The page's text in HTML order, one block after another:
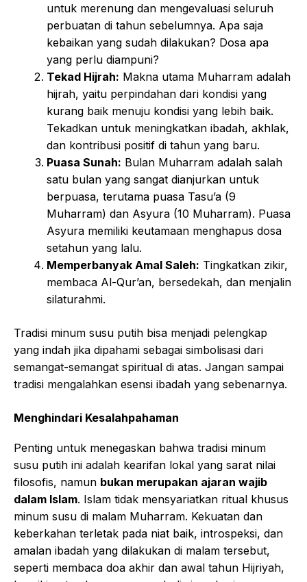
untuk merenung dan mengevaluasi seluruh
perbuatan di tahun sebelumnya. Apa saja
kebaikan yang sudah dilakukan? Dosa apa
yang perlu diampuni?
Tekad Hijrah: Makna utama Muharram adalah
hijrah, yaitu perpindahan dari kondisi yang
kurang baik menuju kondisi yang lebih baik.
Tekadkan untuk meningkatkan ibadah, akhlak,
dan kontribusi positif di tahun yang baru.
Puasa Sunah: Bulan Muharram adalah salah
satu bulan yang sangat dianjurkan untuk
berpuasa, terutama puasa Tasu’a (9
Muharram) dan Asyura (10 Muharram). Puasa
Asyura memiliki keutamaan menghapus dosa
setahun yang lalu.
Memperbanyak Amal Saleh: Tingkatkan zikir,
membaca Al-Qur’an, bersedekah, dan menjalin
silaturahmi.
Tradisi minum susu putih bisa menjadi pelengkap
yang indah jika dipahami sebagai simbolisasi dari
semangat-semangat spiritual di atas. Jangan sampai
tradisi mengalahkan esensi ibadah yang sebenarnya.
Menghindari Kesalahpahaman
Penting untuk menegaskan bahwa tradisi minum
susu putih ini adalah kearifan lokal yang sarat nilai
filosofis, namun bukan merupakan ajaran wajib
dalam Islam. Islam tidak mensyariatkan ritual khusus
minum susu di malam Muharram. Kekuatan dan
keberkahan terletak pada niat baik, introspeksi, dan
amalan ibadah yang dilakukan di malam tersebut,
seperti membaca doa akhir dan awal tahun Hijriyah,